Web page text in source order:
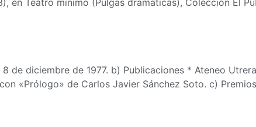
en Teatro mínimo (Pulgas dramáticas), Colección El
de diciembre de 1977. b) Publicaciones * Ateneo
«Prólogo» de Carlos Javier Sánchez Soto. c)